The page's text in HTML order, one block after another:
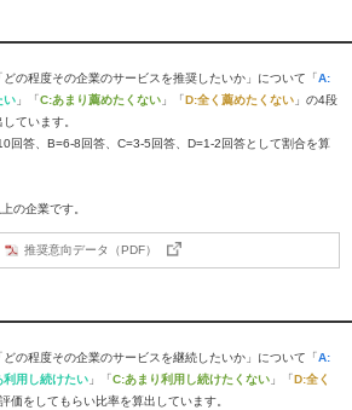
の程度その企業のサービスを推奨したいか」について「A:
い 」「C:あまり薦めたくない 」「D:全く薦めたくない 」の4段
ています。
回答、B=6-8回答、C=3-5回答、D=1-2回答として割合を算
の企業です。
推奨意向データ（PDF）
の程度その企業のサービスを継続したいか」について「A:
利用し続けたい 」「C:あまり利用し続けたくない 」「D:全く
価をしてもらい比率を算出しています。